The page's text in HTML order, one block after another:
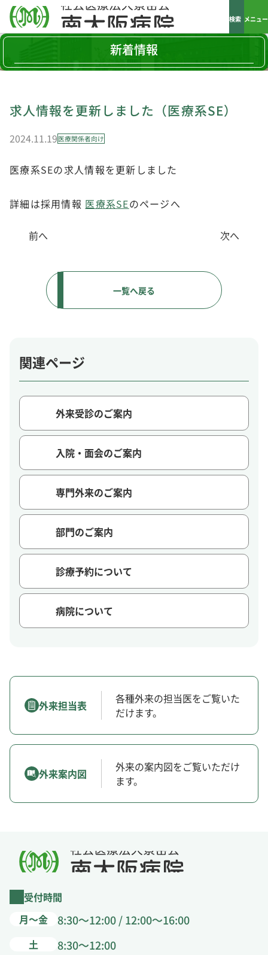
検索 メニュー
新着情報
求人情報を更新しました（医療系SE）
2024.11.19 医療関係者向け
医療系SEの求人情報を更新しました
詳細は採用情報 医療系SEのページへ
前へ 次へ
一覧へ戻る
関連ページ
外来受診のご案内
入院・面会のご案内
専門外来のご案内
部門のご案内
診療予約について
病院について
外来担当表
各種外来の担当医をご覧いた
だけます。
外来案内図
外来の案内図をご覧いただけ
ます。
受付時間
月～金
8:30～12:00 / 12:00～16:00
土 8:30～12:00